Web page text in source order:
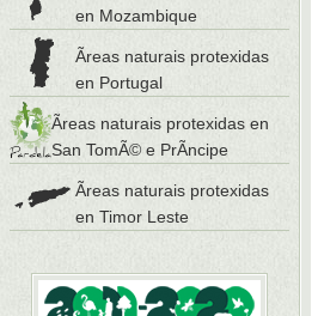
en Mozambique
Ãreas naturais protexidas
en Portugal
Ãreas naturais protexidas en
San TomÃ© e PrÃ­ncipe
Ãreas naturais protexidas
en Timor Leste